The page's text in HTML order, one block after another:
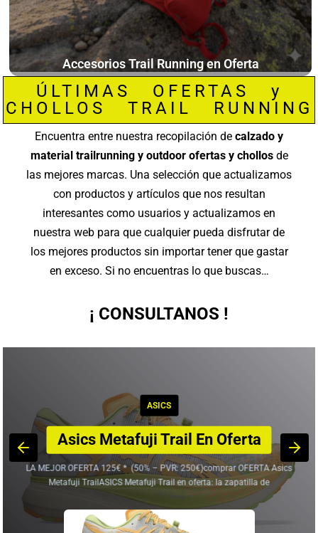
Accesorios Trail Running en Oferta
ÚLTIMAS OFERTAS y
CHOLLOS TRAIL RUNNING
Encuentra entre nuestra recopilación de calzado y
material trailrunning y outdoor ofertas y chollosde
las mejores marcas. Una selección que actualizamos
con productos y artículos que nos resultan
interesantes como usuarios y actualizamos en
nuestra web para que cualquier pueda disfrutar de
los mejores productos sin importar tener que gastar
en exceso. Si no encuentras lo que buscas…
¡ CONSULTANOS !
ASICS
Asics Metafuji Trail En Oferta
LA MEJOR OFERTA 125€ * (50% – PVR: 250€)comprar OFERTA Asics
Metafuji TrailASICS Metafuji Trail en oferta: la zapatilla de